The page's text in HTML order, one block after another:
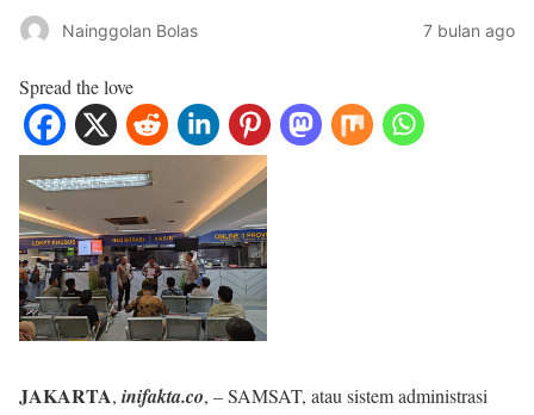
Nainggolan Bolas 7 bulan ago
Spread the love
JAKARTA, inifakta.co, – SAMSAT, atau sistem administrasi